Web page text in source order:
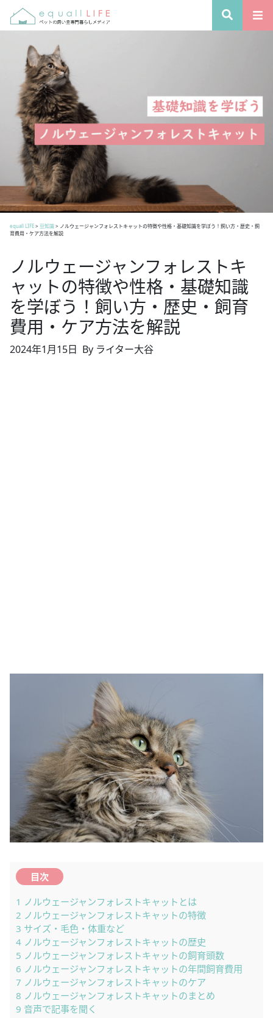
equall LIFE> 豆知識> ノルウェージャンフォレストキャットの特徴や性格・基礎知識を学ぼう！飼い方・歴史・飼
育費用・ケア方法を解説
ノルウェージャンフォレストキ
ャットの特徴や性格・基礎知識
を学ぼう！飼い方・歴史・飼育
費用・ケア方法を解説
2024年1月15日 By ライター大谷
目次
1 ノルウェージャンフォレストキャットとは
2 ノルウェージャンフォレストキャットの特徴
3 サイズ・毛色・体重など
4 ノルウェージャンフォレストキャットの歴史
5 ノルウェージャンフォレストキャットの飼育頭数
6 ノルウェージャンフォレストキャットの年間飼育費用
7 ノルウェージャンフォレストキャットのケア
8 ノルウェージャンフォレストキャットのまとめ
9 音声で記事を聞く